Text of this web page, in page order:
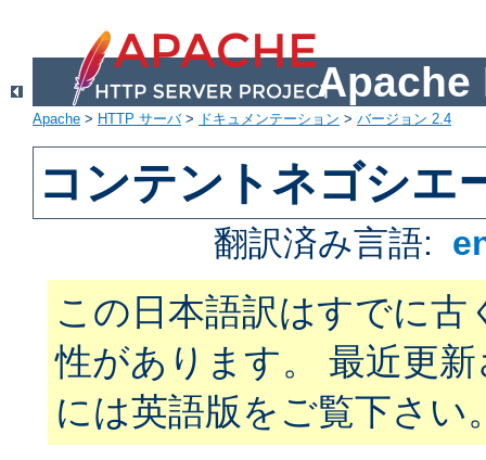
Apache
Apache > HTTP サーバ> ドキュメンテーション > バージョン 2.4
コンテントネゴシエ
翻訳済み言語:
この日本語訳はすでに古
性があります。 最近更
には英語版をご覧下さい